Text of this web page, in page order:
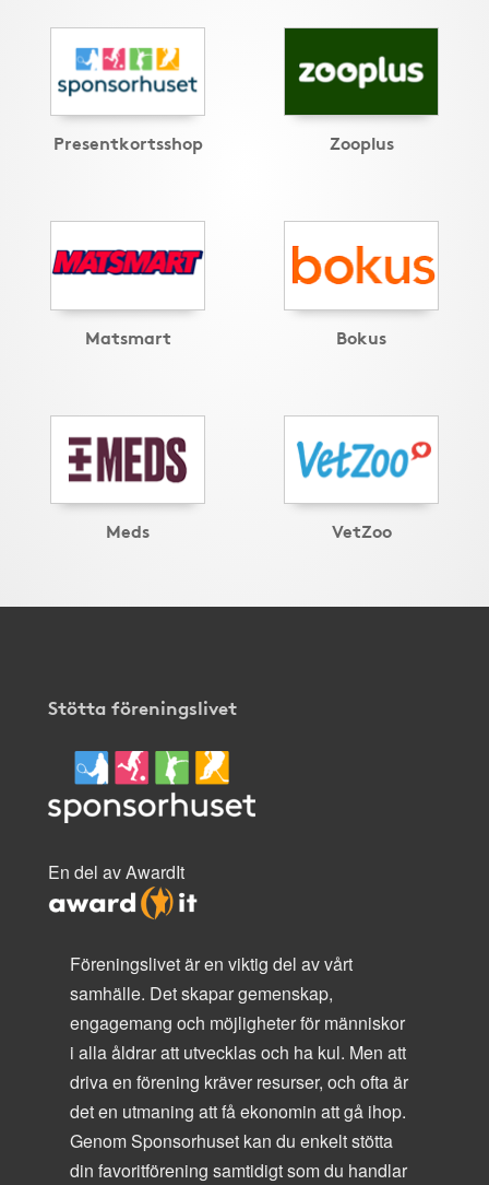
Presentkortsshop Zooplus
Matsmart Bokus
Meds VetZoo
Stötta föreningslivet
En del av AwardIt
Föreningslivet är en viktig del av vårt
samhälle. Det skapar gemenskap,
engagemang och möjligheter för människor
i alla åldrar att utvecklas och ha kul. Men att
driva en förening kräver resurser, och ofta är
det en utmaning att få ekonomin att gå ihop.
Genom Sponsorhuset kan du enkelt stötta
din favoritförening samtidigt som du handlar